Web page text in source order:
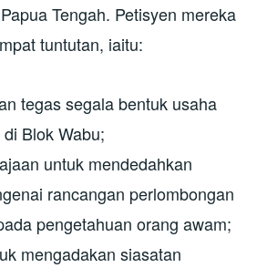
Tengah. Petisyen mereka
tuntutan, iaitu:
tegas segala bentuk usaha
Blok Wabu;
untuk mendedahkan
rancangan perlombongan
pengetahuan orang awam;
mengadakan siasatan